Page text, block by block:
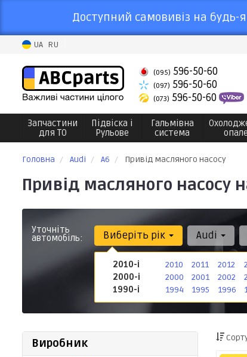
Доступний самовивіз на будь-
UA RU
(095) 596-50-60
(097) 596-50-60
(073) 596-50-60
Запчастини
для ТО
Підвіска і
Рульове
Гальмівна
система
Головна Audi A6 Привід масляного насосу
Привід масляного насосу
Уточніть
автомобіль: Виберіть рік
2010-і 2010 2011 2012
2000-і
2000 2001 2002
1990-і
1994 1995 1996
Audi
Виробник